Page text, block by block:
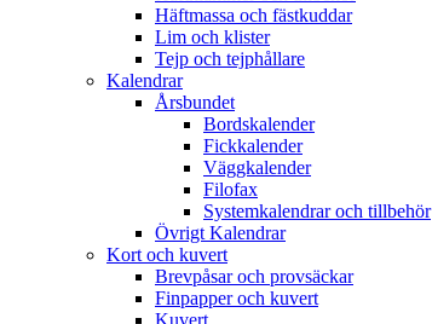
Häftmassa och fästkuddar
Lim och klister
Tejp och tejphållare
Kalendrar
Årsbundet
Bordskalender
Fickkalender
Väggkalender
Filofax
Systemkalendrar och tillbehör
Övrigt Kalendrar
Kort och kuvert
Brevpåsar och provsäckar
Finpapper och kuvert
Kuvert